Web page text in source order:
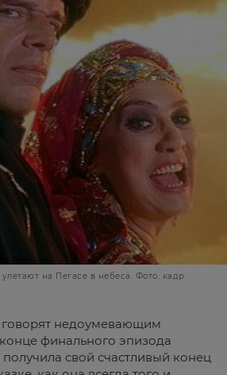
на Пегасе в небеса. Фото: кадр
говорят недоумевающим
финального эпизода
свой счастливый конец